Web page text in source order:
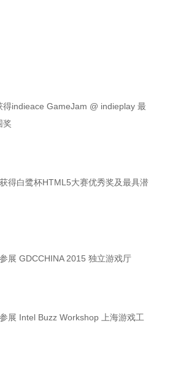
indieace GameJam @ indieplay 最
奖
得白鹭杯HTML5大赛优秀奖及最具潜
展 GDCCHINA 2015 独立游戏厅
展 Intel Buzz Workshop 上海游戏工